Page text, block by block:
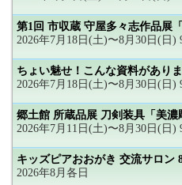
第1回 市収蔵 守屋多々志作品展
2026年7月18日(土)〜8月30日(日)
ちょい魅せ！こんな資料があり
2026年7月18日(土)〜8月30日(日)
郷土館 所蔵品展 刀剣装具「美
2026年7月11日(土)〜8月30日(日)
キッズピアおおがき 交流サロン
2026年8月各日